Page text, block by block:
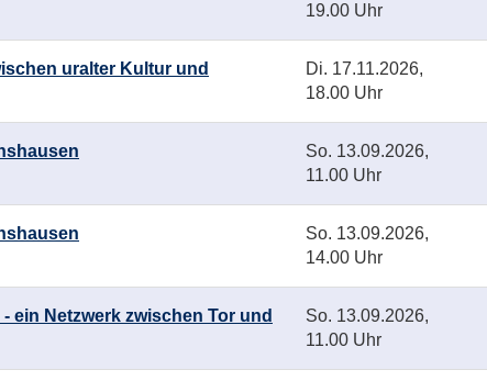
19.00 Uhr
uralter Kultur und
Di. 17.11.2026,
18.00 Uhr
So. 13.09.2026,
11.00 Uhr
So. 13.09.2026,
14.00 Uhr
ein Netzwerk zwischen Tor und
So. 13.09.2026,
11.00 Uhr